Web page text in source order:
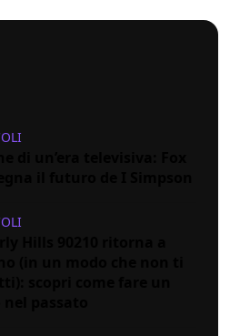
di un’era televisiva: Fox
il futuro de I Simpson
Hills 90210 ritorna a
(in un modo che non ti